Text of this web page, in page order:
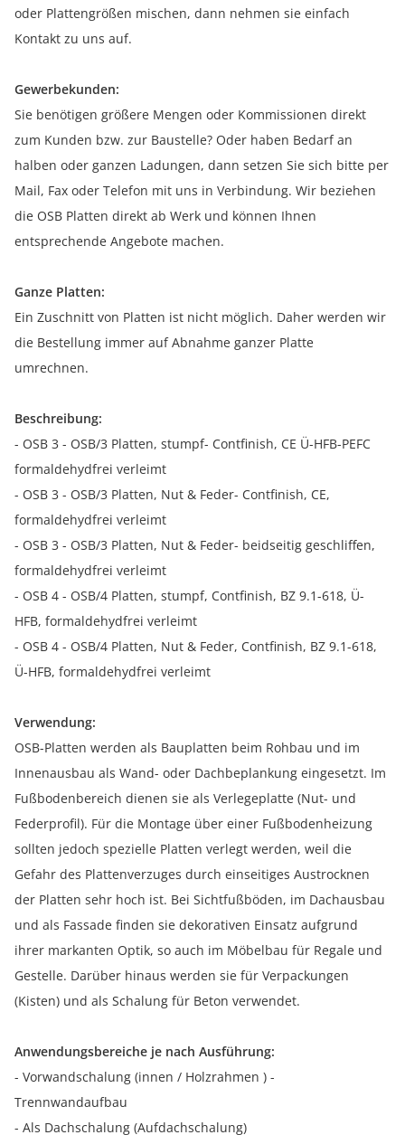
oder Plattengrößen mischen, dann nehmen sie einfach
Kontakt zu uns auf.
Gewerbekunden:
Sie benötigen größere Mengen oder Kommissionen direkt
zum Kunden bzw. zur Baustelle? Oder haben Bedarf an
halben oder ganzen Ladungen, dann setzen Sie sich bitte per
Mail, Fax oder Telefon mit uns in Verbindung. Wir beziehen
die OSB Platten direkt ab Werk und können Ihnen
entsprechende Angebote machen.
Ganze Platten:
Ein Zuschnitt von Platten ist nicht möglich. Daher werden wir
die Bestellung immer auf Abnahme ganzer Platte
umrechnen.
Beschreibung:
- OSB 3 - OSB/3 Platten, stumpf- Contfinish, CE Ü-HFB-PEFC
formaldehydfrei verleimt
- OSB 3 - OSB/3 Platten, Nut & Feder- Contfinish, CE,
formaldehydfrei verleimt
- OSB 3 - OSB/3 Platten, Nut & Feder- beidseitig geschliffen,
formaldehydfrei verleimt
- OSB 4 - OSB/4 Platten, stumpf, Contfinish, BZ 9.1-618, Ü-
HFB, formaldehydfrei verleimt
- OSB 4 - OSB/4 Platten, Nut & Feder, Contfinish, BZ 9.1-618,
Ü-HFB, formaldehydfrei verleimt
Verwendung:
OSB-Platten werden als Bauplatten beim Rohbau und im
Innenausbau als Wand- oder Dachbeplankung eingesetzt. Im
Fußbodenbereich dienen sie als Verlegeplatte (Nut- und
Federprofil). Für die Montage über einer Fußbodenheizung
sollten jedoch spezielle Platten verlegt werden, weil die
Gefahr des Plattenverzuges durch einseitiges Austrocknen
der Platten sehr hoch ist. Bei Sichtfußböden, im Dachausbau
und als Fassade finden sie dekorativen Einsatz aufgrund
ihrer markanten Optik, so auch im Möbelbau für Regale und
Gestelle. Darüber hinaus werden sie für Verpackungen
(Kisten) und als Schalung für Beton verwendet.
Anwendungsbereiche je nach Ausführung:
- Vorwandschalung (innen / Holzrahmen ) -
Trennwandaufbau
- Als Dachschalung (Aufdachschalung)